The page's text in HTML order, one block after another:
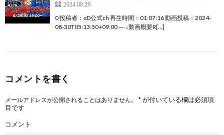
2024.08.29
0 投稿者：αD公式ch 再生時間：01:07:16 動画投稿：2024-
08-30T05:13:50+09:00 —-↓動画概要R[…]
コメントを書く
メールアドレスが公開されることはありません。 *が付いている欄は必須項
目です
コメント